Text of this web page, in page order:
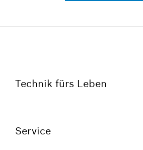
Technik fürs Leben
Service